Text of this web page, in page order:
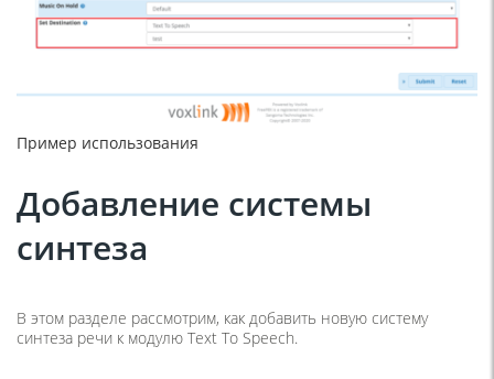
Пример использования
Добавление системы
синтеза
В этом разделе рассмотрим, как добавить новую систему
синтеза речи к модулю Text To Speech.